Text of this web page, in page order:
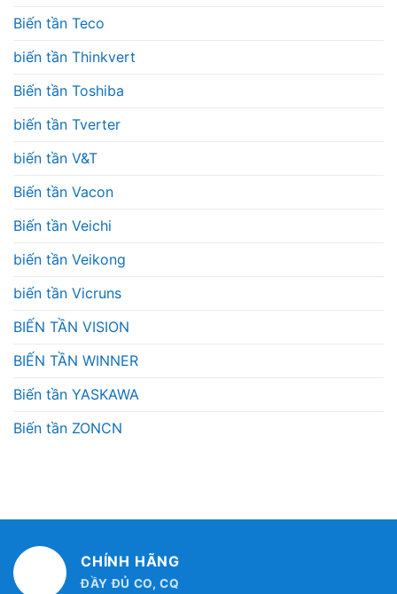
Biến tần Teco
biến tần Thinkvert
Biến tần Toshiba
biến tần Tverter
biến tần V&T
Biến tần Vacon
Biến tần Veichi
biến tần Veikong
biến tần Vicruns
BIẾN TẦN VISION
BIẾN TẦN WINNER
Biến tần YASKAWA
Biến tần ZONCN
CHÍNH HÃNG
ĐẦY ĐỦ CO, CQ